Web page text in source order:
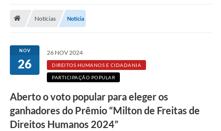
Notícias Notícia
NOV
26
26 NOV 2024
DIREITOS HUMANOS E CIDADANIA
PARTICIPAÇÃO POPULAR
Aberto o voto popular para eleger os
ganhadores do Prêmio “Milton de Freitas de
Direitos Humanos 2024”
R
o
n
i
e
V
n